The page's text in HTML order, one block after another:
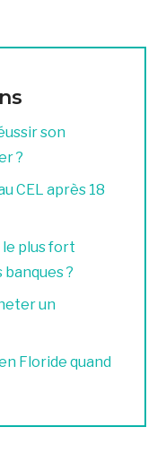
son
?
CEL après 18
plus fort
?
un
Floride quand